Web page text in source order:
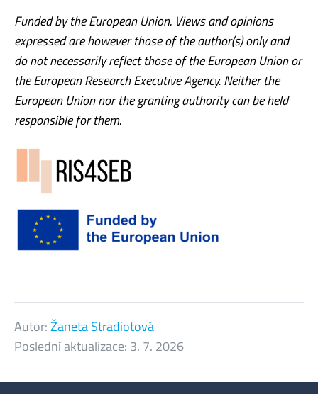
Funded by the European Union. Views and opinions
expressed are however those of the author(s) only and
do not necessarily reflect those of the European Union or
the European Research Executive Agency. Neither the
European Union nor the granting authority can be held
responsible for them.
Autor:Žaneta Stradiotová
Poslední aktualizace: 3. 7. 2026